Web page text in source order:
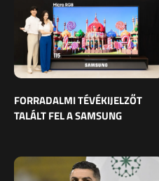
FORRADALMI TÉVÉKIJELZŐT
TALÁLT FEL A SAMSUNG